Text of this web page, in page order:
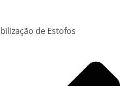
de Estofos